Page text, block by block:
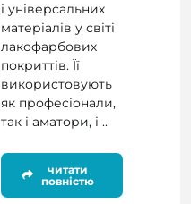
і універсальних
матеріалів у світі
лакофарбових
покриттів. Її
використовують
як професіонали,
так і аматори, і ..
читати
повністю